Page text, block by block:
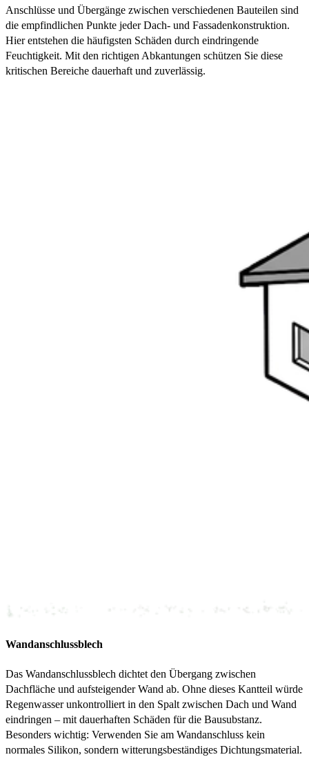
Anschlüsse und Übergänge zwischen verschiedenen Bauteilen sind
die empfindlichen Punkte jeder Dach- und Fassadenkonstruktion.
Hier entstehen die häufigsten Schäden durch eindringende
Feuchtigkeit. Mit den richtigen Abkantungen schützen Sie diese
kritischen Bereiche dauerhaft und zuverlässig.
Wandanschlussblech
Das Wandanschlussblech dichtet den Übergang zwischen
Dachfläche und aufsteigender Wand ab. Ohne dieses Kantteil würde
Regenwasser unkontrolliert in den Spalt zwischen Dach und Wand
eindringen – mit dauerhaften Schäden für die Bausubstanz.
Besonders wichtig: Verwenden Sie am Wandanschluss kein
normales Silikon, sondern witterungsbeständiges Dichtungsmaterial.